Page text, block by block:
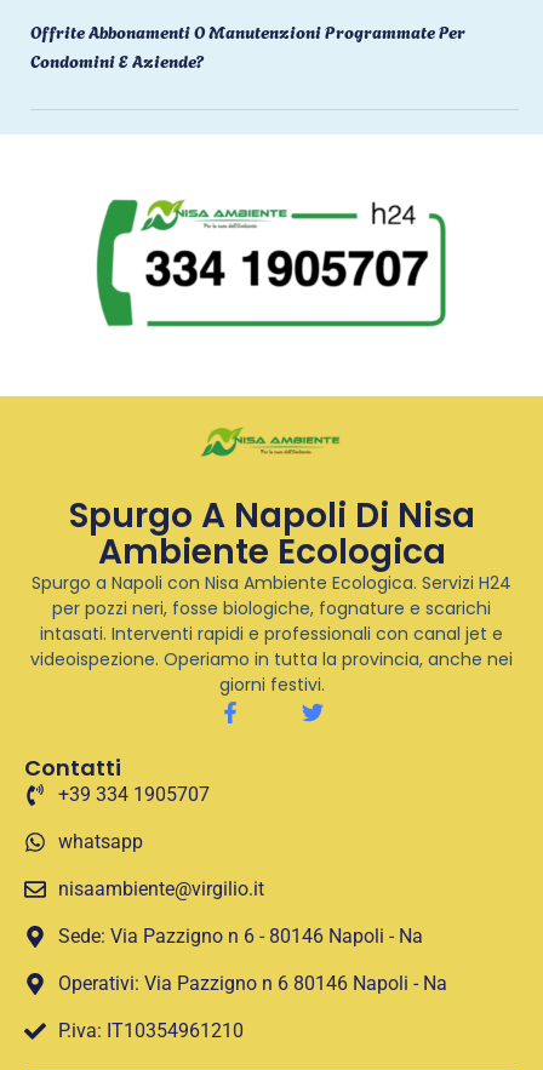
Offrite Abbonamenti O Manutenzioni Programmate Per
Condomini E Aziende?
Spurgo A Napoli Di Nisa
Ambiente Ecologica
Spurgo a Napoli con Nisa Ambiente Ecologica. Servizi H24
per pozzi neri, fosse biologiche, fognature e scarichi
intasati. Interventi rapidi e professionali con canal jet e
videoispezione. Operiamo in tutta la provincia, anche nei
giorni festivi.
Contatti
+39 334 1905707
whatsapp
nisaambiente@virgilio.it
Sede: Via Pazzigno n 6 - 80146 Napoli - Na
Operativi: Via Pazzigno n 6 80146 Napoli - Na
P.iva: IT10354961210